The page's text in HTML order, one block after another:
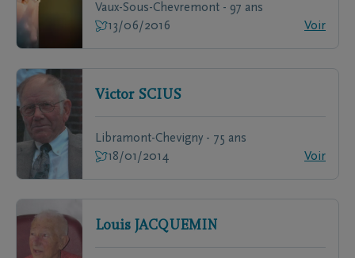
Vaux-Sous-Chevremont - 97 ans
13/06/2016
Voir
Victor SCIUS
Libramont-Chevigny - 75 ans
18/01/2014
Voir
Louis JACQUEMIN